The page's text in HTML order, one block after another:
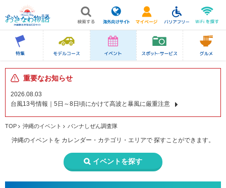
重要なお知らせ
2026.08.03
台風13号情報｜5日～8日頃にかけて高波と暴風に厳重注意
TOP 沖縄のイベント バンナしぜん調査隊
沖縄のイベントを カレンダー・カテゴリ・エリアで 探すことができます。
イベントを探す